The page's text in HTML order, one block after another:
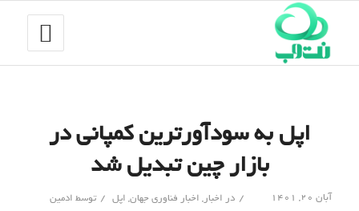
اپل به سودآورترین کمپانی در
بازار چین تبدیل شد
آبان ۲۰, ۱۴۰۱ / در اخبار, اخبار فناوری جهان, اپل / توسط ادمین